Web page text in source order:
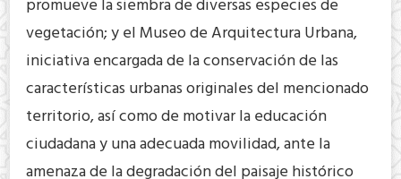
promueve la siembra de diversas especies de
vegetación; y el Museo de Arquitectura Urbana,
iniciativa encargada de la conservación de las
características urbanas originales del mencionado
territorio, así como de motivar la educación
ciudadana y una adecuada movilidad, ante la
amenaza de la degradación del paisaje histórico